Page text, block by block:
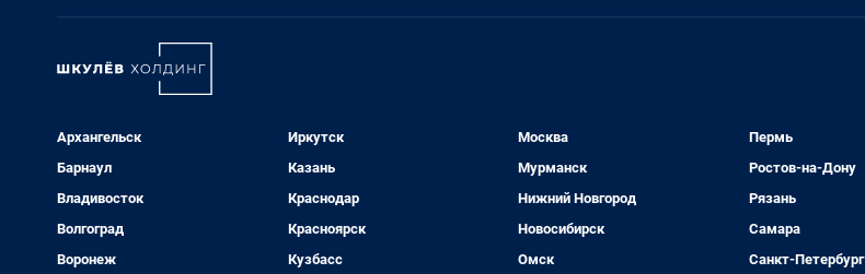
Архангельск
Барнаул
Владивосток
Волгоград
Воронеж
Иркутск
Казань
Краснодар
Красноярск
Кузбасс
Москва
Мурманск
Нижний Новгород
Новосибирск
Омск
Пермь
Ростов-на-Дону
Рязань
Самара
Санкт-Петербург